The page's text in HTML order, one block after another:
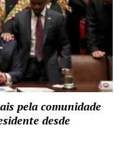
pela comunidade
desde